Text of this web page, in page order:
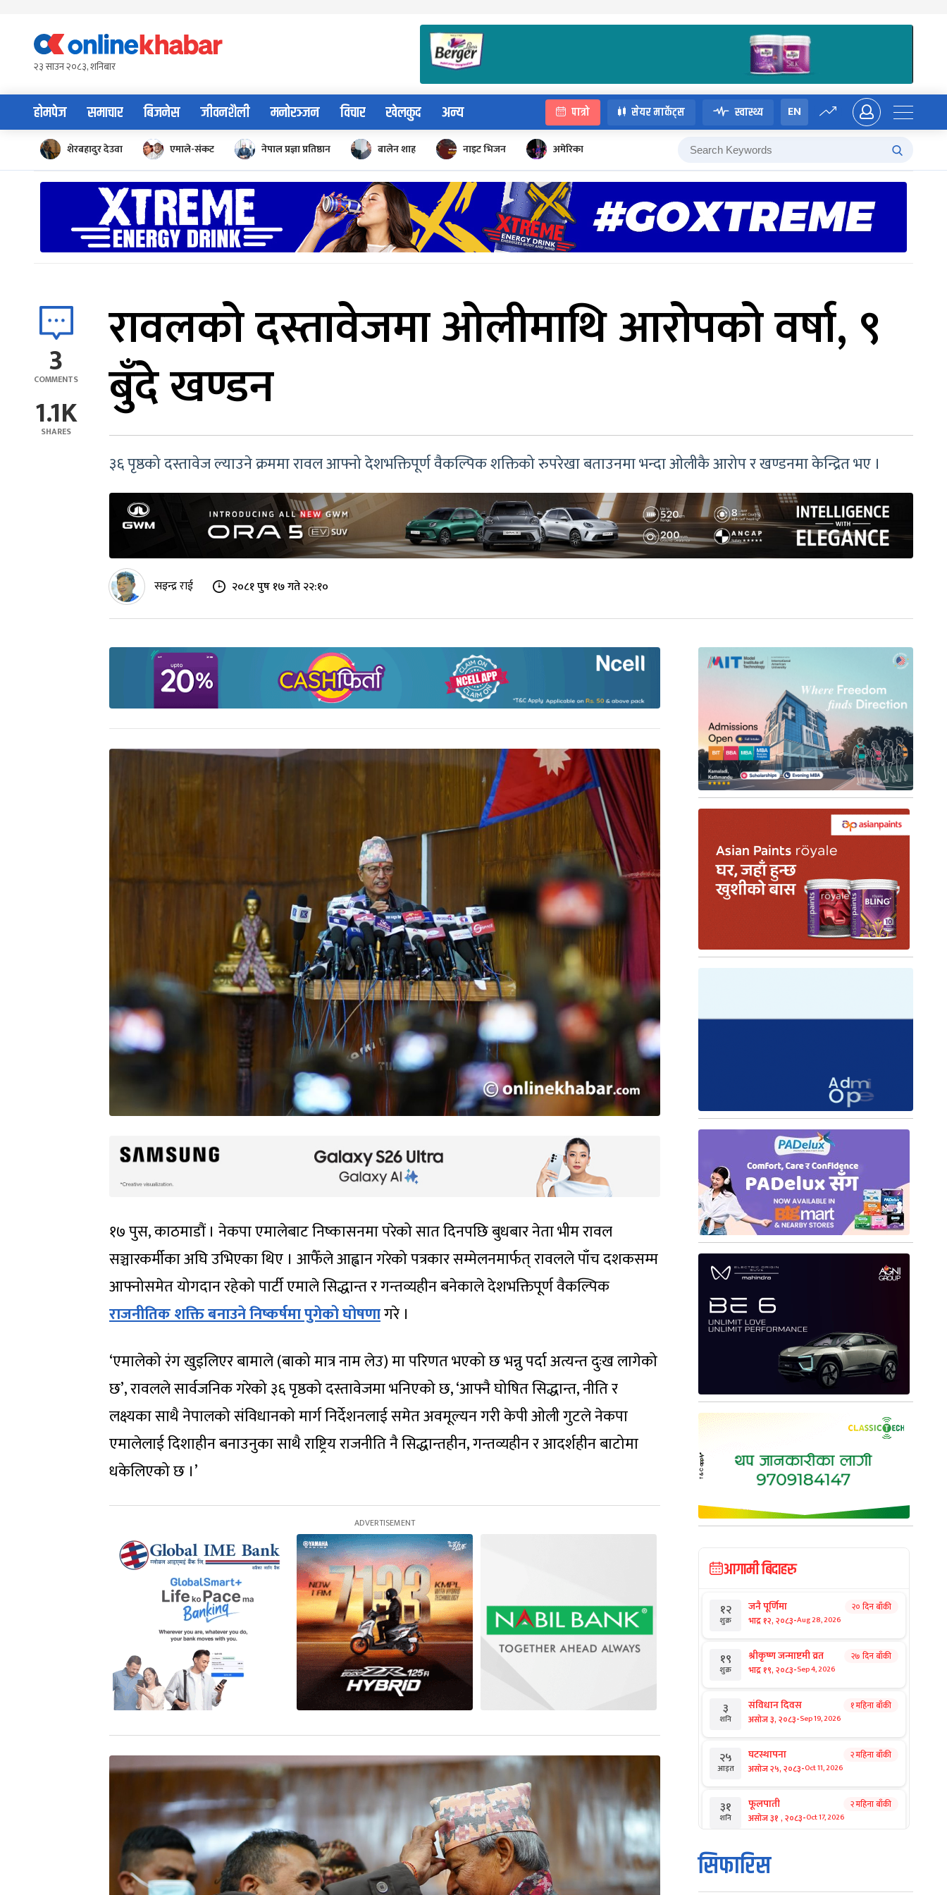
content२३ साउन २०८३, शनिबार
होमपेज समाचार बिजनेस जीवनशैली मनोरञ्जन विचार खेलकुद अन्य पात्रो सेयर मार्केट्स स्वास्थ्य EN
शेरबहादुर देउवा एमाले-संकट नेपाल प्रज्ञा प्रतिष्ठान बालेन शाह नाइट भिजन अमेरिका
3
COMMENTS
1.1K
SHARES
रावलको दस्तावेजमा ओलीमाथि आरोपको वर्षा, ९
बुँदे खण्डन
३६ पृष्ठको दस्तावेज ल्याउने क्रममा रावल आफ्नो देशभक्तिपूर्ण वैकल्पिक शक्तिको रुपरेखा बताउनमा भन्दा ओलीकै आरोप र खण्डनमा केन्द्रित भए ।
सइन्द्र राई २०८१ पुष १७ गते २२:१०
१७ पुस, काठमाडौं । नेकपा एमालेबाट निष्कासनमा परेको सात दिनपछि बुधबार नेता भीम रावल
सञ्चारकर्मीका अघि उभिएका थिए । आफैँले आह्वान गरेको पत्रकार सम्मेलनमार्फत् रावलले पाँच दशकसम्म
आफ्नोसमेत योगदान रहेको पार्टी एमाले सिद्धान्त र गन्तव्यहीन बनेकाले देशभक्तिपूर्ण वैकल्पिक
राजनीतिक शक्ति बनाउने निष्कर्षमा पुगेको घोषणागरे ।
‘एमालेको रंग खुइलिएर बामाले (बाको मात्र नाम लेउ) मा परिणत भएको छ भन्नु पर्दा अत्यन्त दुःख लागेको
छ’, रावलले सार्वजनिक गरेको ३६ पृष्ठको दस्तावेजमा भनिएको छ, ‘आफ्नै घोषित सिद्धान्त, नीति र
लक्ष्यका साथै नेपालको संविधानको मार्ग निर्देशनलाई समेत अवमूल्यन गरी केपी ओली गुटले नेकपा
एमालेलाई दिशाहीन बनाउनुका साथै राष्ट्रिय राजनीति नै सिद्धान्तहीन, गन्तव्यहीन र आदर्शहीन बाटोमा
धकेलिएको छ ।’
आगामी बिदाहरु
१२
शुक्र
जनै पूर्णिमा
भाद्र १२, २०८३-Aug 28, 2026
२० दिन बाँकी
१९
शुक्र
श्रीकृष्ण जन्माष्टमी व्रत
भाद्र १९, २०८३-Sep 4, 2026
२७ दिन बाँकी
३
शनि
संविधान दिवस
असोज ३, २०८३-Sep 19, 2026
१ महिना बाँकी
२५
आइत
घटस्थापना
असोज २५, २०८३-Oct 11, 2026
२ महिना बाँकी
३१
शनि
फूलपाती
असोज ३१ , २०८३-Oct 17, 2026
२ महिना बाँकी
१
आइत
कार्तिक सङ्क्रान्ति
कार्तिक १, २०८३
सिफारिस